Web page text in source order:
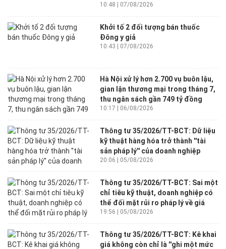
10:48 | 07/08/2026
Khởi tố 2 đối tượng bán thuốc
Đông y giả
10:43 | 07/08/2026
Hà Nội xử lý hơn 2.700 vụ buôn lậu,
gian lận thương mại trong tháng 7,
thu ngân sách gần 749 tỷ đồng
10:17 | 06/08/2026
Thông tư 35/2026/TT-BCT: Dữ liệu
kỹ thuật hàng hóa trở thành ''tài
sản pháp lý'' của doanh nghiệp
20:06 | 05/08/2026
Thông tư 35/2026/TT-BCT: Sai một
chỉ tiêu kỹ thuật, doanh nghiệp có
thể đối mặt rủi ro pháp lý về giá
19:56 | 05/08/2026
Thông tư 35/2026/TT-BCT: Kê khai
giá không còn chỉ là ''ghi một mức